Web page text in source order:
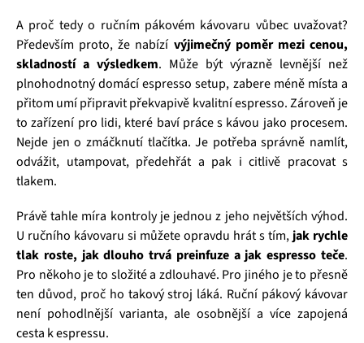
A proč tedy o ručním pákovém kávovaru vůbec uvažovat?
Především proto, že nabízí výjimečný poměr mezi cenou,
skladností a výsledkem. Může být výrazně levnější než
plnohodnotný domácí espresso setup, zabere méně místa a
přitom umí připravit překvapivě kvalitní espresso. Zároveň je
to zařízení pro lidi, které baví práce s kávou jako procesem.
Nejde jen o zmáčknutí tlačítka. Je potřeba správně namlít,
odvážit, utampovat, předehřát a pak i citlivě pracovat s
tlakem.
Právě tahle míra kontroly je jednou z jeho největších výhod.
U ručního kávovaru si můžete opravdu hrát s tím, jak rychle
tlak roste, jak dlouho trvá preinfuze a jak espresso teče.
Pro někoho je to složité a zdlouhavé. Pro jiného je to přesně
ten důvod, proč ho takový stroj láká. Ruční pákový kávovar
není pohodlnější varianta, ale osobnější a více zapojená
cesta k espressu.